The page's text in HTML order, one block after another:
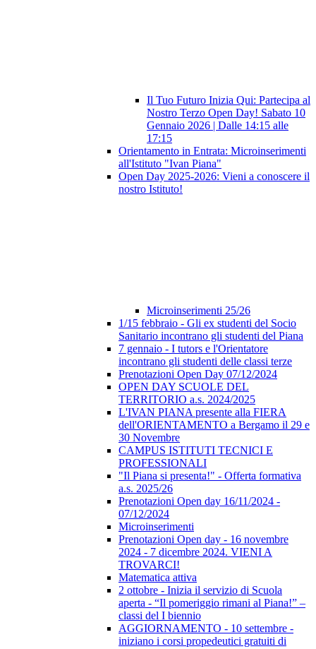
Il Tuo Futuro Inizia Qui: Partecipa al
Nostro Terzo Open Day! Sabato 10
Gennaio 2026 | Dalle 14:15 alle
17:15
Orientamento in Entrata: Microinserimenti
all'Istituto "Ivan Piana"
Open Day 2025-2026: Vieni a conoscere il
nostro Istituto!
Microinserimenti 25/26
1/15 febbraio - Gli ex studenti del Socio
Sanitario incontrano gli studenti del Piana
7 gennaio - I tutors e l'Orientatore
incontrano gli studenti delle classi terze
Prenotazioni Open Day 07/12/2024
OPEN DAY SCUOLE DEL
TERRITORIO a.s. 2024/2025
L'IVAN PIANA presente alla FIERA
dell'ORIENTAMENTO a Bergamo il 29 e
30 Novembre
CAMPUS ISTITUTI TECNICI E
PROFESSIONALI
"Il Piana si presenta!" - Offerta formativa
a.s. 2025/26
Prenotazioni Open day 16/11/2024 -
07/12/2024
Microinserimenti
Prenotazioni Open day - 16 novembre
2024 - 7 dicembre 2024. VIENI A
TROVARCI!
Matematica attiva
2 ottobre - Inizia il servizio di Scuola
aperta - “Il pomeriggio rimani al Piana!” –
classi del I biennio
AGGIORNAMENTO - 10 settembre -
iniziano i corsi propedeutici gratuiti di